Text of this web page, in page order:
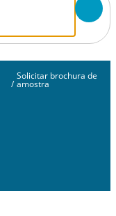
/
Solicitar brochura de
amostra